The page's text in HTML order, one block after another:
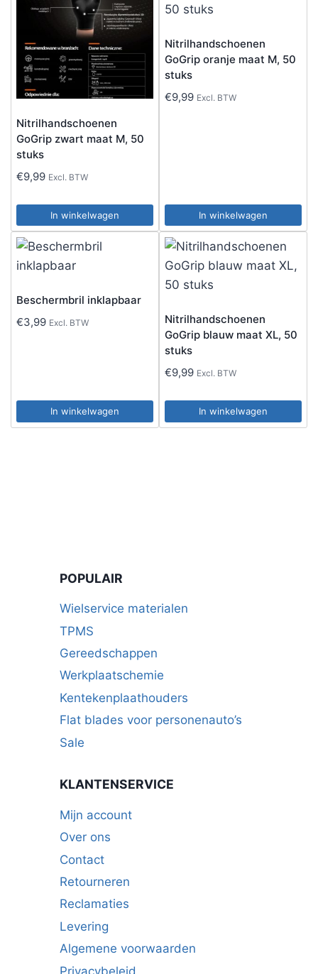
Nitrilhandschoenen
GoGrip zwart maat M, 50
stuks
€9,99 Excl. BTW
In winkelwagen
Nitrilhandschoenen
GoGrip oranje maat M, 50
stuks
€9,99 Excl. BTW
In winkelwagen
Beschermbril inklapbaar
€3,99 Excl. BTW
In winkelwagen
Nitrilhandschoenen
GoGrip blauw maat XL, 50
stuks
€9,99 Excl. BTW
In winkelwagen
POPULAIR
Wielservice materialen
TPMS
Gereedschappen
Werkplaatschemie
Kentekenplaathouders
Flat blades voor personenauto’s
Sale
KLANTENSERVICE
Mijn account
Over ons
Contact
Retourneren
Reclamaties
Levering
Algemene voorwaarden
Privacybeleid